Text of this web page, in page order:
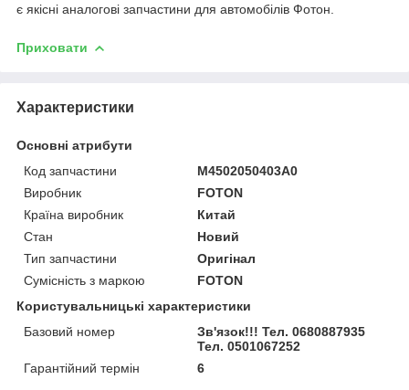
є якісні аналогові запчастини для автомобілів Фотон.
Приховати
Характеристики
Основні атрибути
Код запчастини
M4502050403A0
Виробник
FOTON
Країна виробник
Китай
Стан
Новий
Тип запчастини
Оригінал
Сумісність з маркою
FOTON
Користувальницькі характеристики
Базовий номер
Зв'язок!!! Тел. 0680887935
Тел. 0501067252
Гарантійний термін
6